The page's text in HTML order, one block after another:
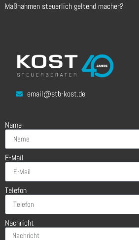
Maßnahmen steuerlich geltend machen?
email@stb-kost.de
Name
E-Mail
Telefon
Nachricht